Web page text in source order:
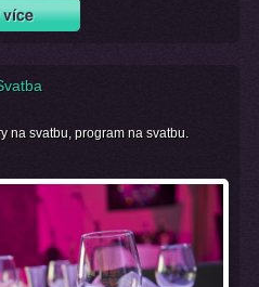
na svatbu, program na svatbu.